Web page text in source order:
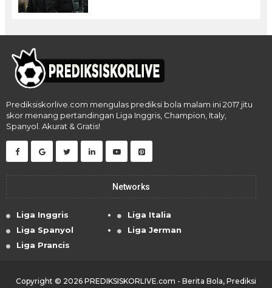
Prediksiskorlive.com mengulas prediksi bola malam ini 2017 jitu
skor menang pertandingan Liga Inggris, Champion, Italy,
Spanyol. Akurat & Gratis!
Networks
Liga Inggris
Liga Italia
Liga Spanyol
Liga Jerman
Liga Prancis
Copyright © 2026 PREDIKSISKORLIVE.com - Berita Bola, Prediksi